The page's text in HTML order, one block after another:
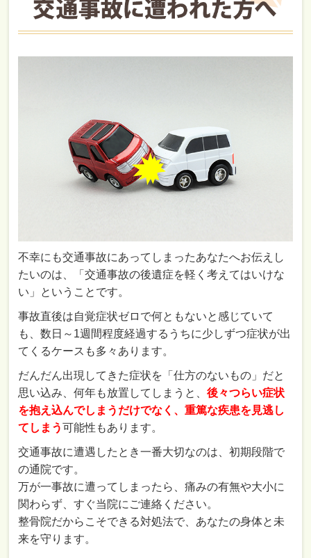
不幸にも交通事故にあってしまったあなたへお伝えし
たいのは、「交通事故の後遺症を軽く考えてはいけな
い」ということです。
事故直後は自覚症状ゼロで何ともないと感じていて
も、数日～1週間程度経過するうちに少しずつ症状が出
てくるケースも多々あります。
だんだん出現してきた症状を「仕方のないもの」だと
思い込み、何年も放置してしまうと、後々つらい症状
を抱え込んでしまうだけでなく、重篤な疾患を見逃し
てしまう可能性もあります。
交通事故に遭遇したとき一番大切なのは、初期段階で
の通院です。
万が一事故に遭ってしまったら、痛みの有無や大小に
関わらず、すぐ当院にご連絡ください。
整骨院だからこそできる対処法で、あなたの身体と未
来を守ります。